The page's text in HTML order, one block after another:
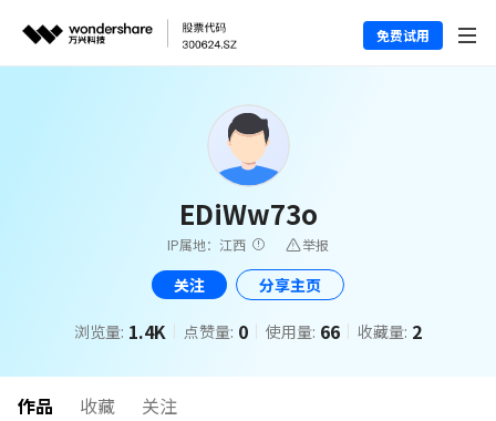
免费试用
EDiWw73o
IP属地：江西 举报
关注 分享主页
浏览量: 1.4K 点赞量: 0 使用量: 66 收藏量: 2
作品 收藏 关注